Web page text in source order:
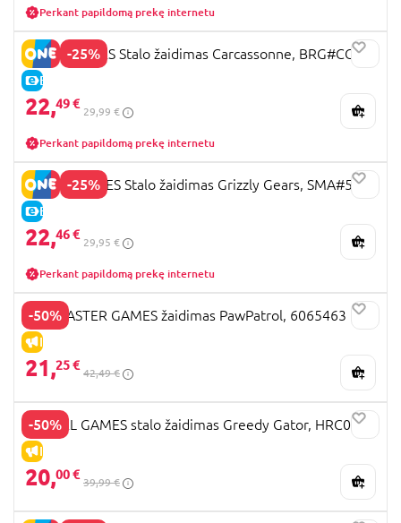
Perkant papildomą prekę internetu
-25%
E-KAINA
BRAIN GAMES Stalo žaidimas Carcassonne, BRG#CCJR
22,49 €
29,99 €
Perkant papildomą prekę internetu
-25%
E-KAINA
SMART GAMES Stalo žaidimas Grizzly Gears, SMA#531
22,46 €
29,95 €
Perkant papildomą prekę internetu
-50%
IŠPARDAVIMAS
SPINMASTER GAMES žaidimas PawPatrol, 6065463
21,25 €
42,49 €
-50%
IŠPARDAVIMAS
MATTEL GAMES stalo žaidimas Greedy Gator, HRC09
20,00 €
39,99 €